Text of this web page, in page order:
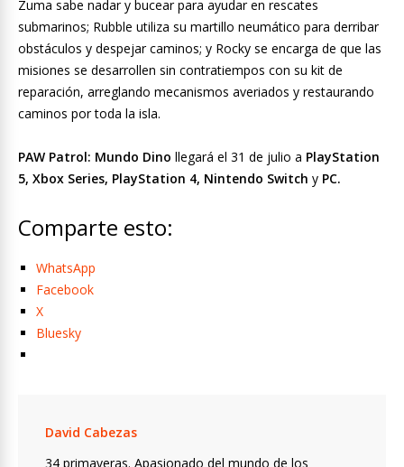
Zuma sabe nadar y bucear para ayudar en rescates
submarinos; Rubble utiliza su martillo neumático para derribar
obstáculos y despejar caminos; y Rocky se encarga de que las
misiones se desarrollen sin contratiempos con su kit de
reparación, arreglando mecanismos averiados y restaurando
caminos por toda la isla.
PAW Patrol: Mundo Dino llegará el 31 de julio a PlayStation
5, Xbox Series, PlayStation 4, Nintendo Switch y PC.
Comparte esto:
WhatsApp
Facebook
X
Bluesky
David Cabezas
34 primaveras. Apasionado del mundo de los